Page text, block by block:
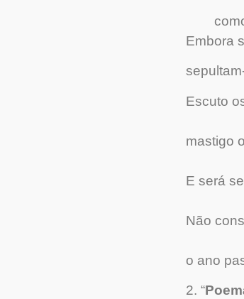
Embora
Escuto
mastigo
E será
Não
o ano
2. “